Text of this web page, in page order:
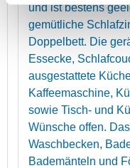
und ist bestens
gemütliche
Doppelbett. Die
Essecke,
ausgestattete
Kaffeemaschine,
sowie Tisch- und
Wünsche offen.
Waschbecken,
Bademänteln und